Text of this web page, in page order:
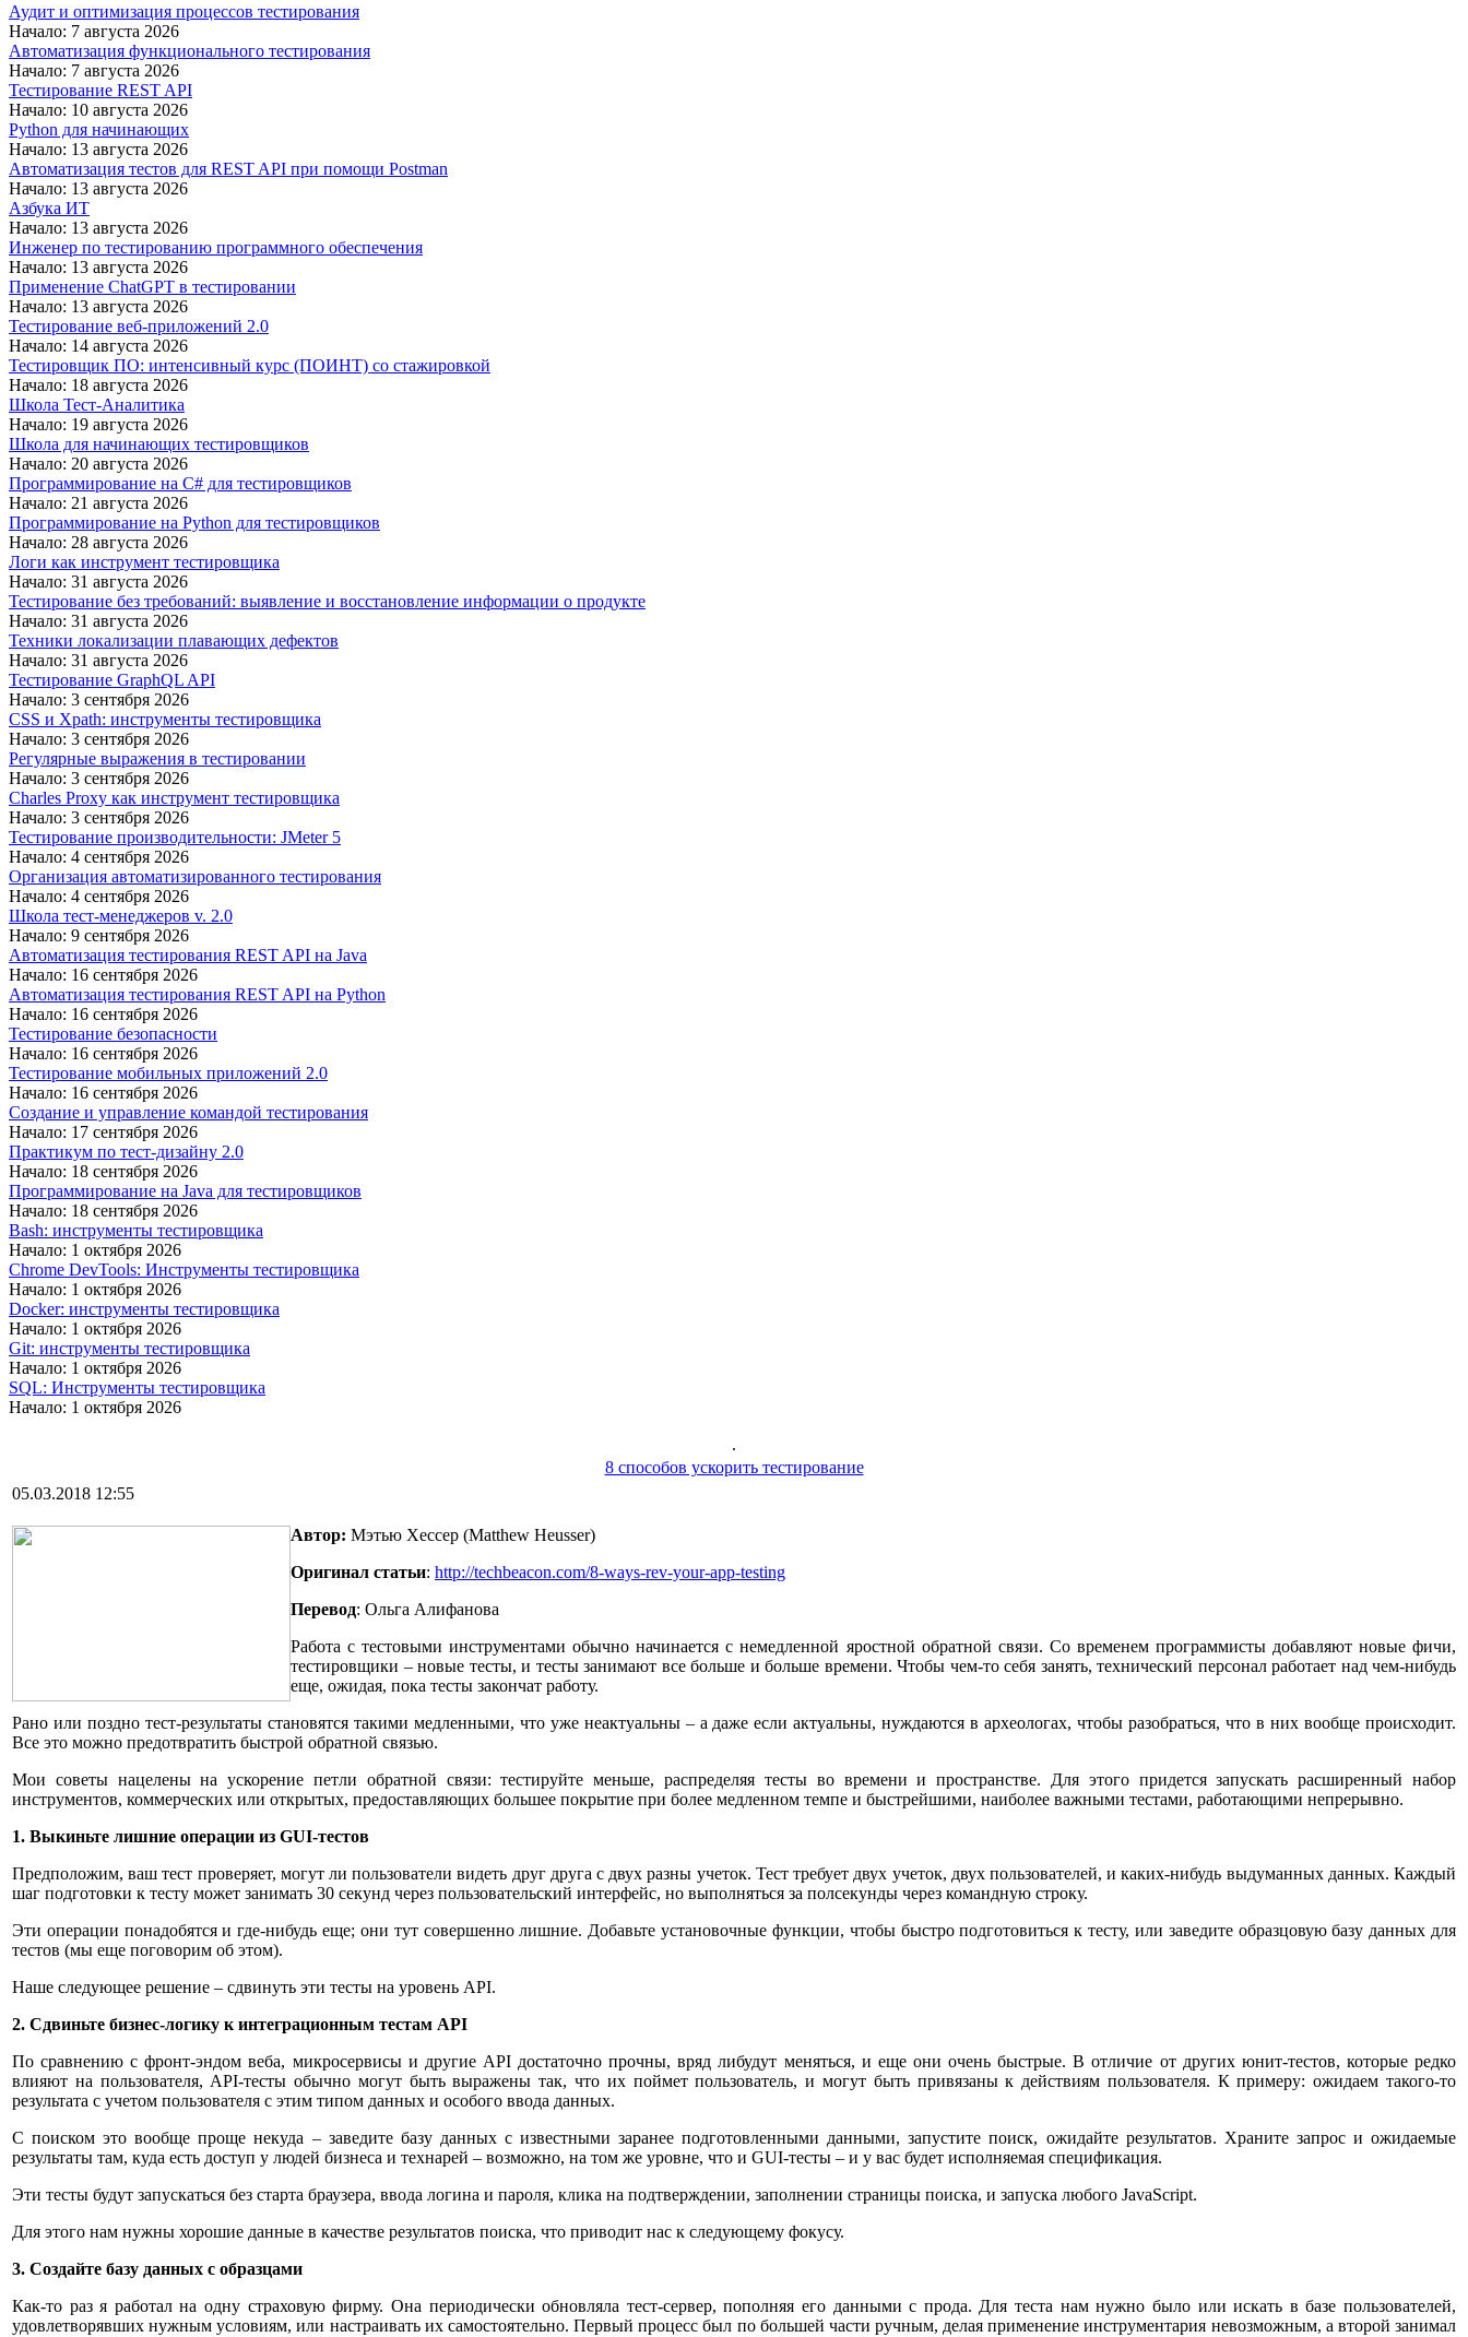
Аудит и оптимизация процессов тестирования
Начало: 7 августа 2026
Автоматизация функционального тестирования
Начало: 7 августа 2026
Тестирование REST API
Начало: 10 августа 2026
Python для начинающих
Начало: 13 августа 2026
Автоматизация тестов для REST API при помощи Postman
Начало: 13 августа 2026
Азбука ИТ
Начало: 13 августа 2026
Инженер по тестированию программного обеспечения
Начало: 13 августа 2026
Применение ChatGPT в тестировании
Начало: 13 августа 2026
Тестирование веб-приложений 2.0
Начало: 14 августа 2026
Тестировщик ПО: интенсивный курс (ПОИНТ) со стажировкой
Начало: 18 августа 2026
Школа Тест-Аналитика
Начало: 19 августа 2026
Школа для начинающих тестировщиков
Начало: 20 августа 2026
Программирование на C# для тестировщиков
Начало: 21 августа 2026
Программирование на Python для тестировщиков
Начало: 28 августа 2026
Логи как инструмент тестировщика
Начало: 31 августа 2026
Тестирование без требований: выявление и восстановление информации о продукте
Начало: 31 августа 2026
Техники локализации плавающих дефектов
Начало: 31 августа 2026
Тестирование GraphQL API
Начало: 3 сентября 2026
CSS и Xpath: инструменты тестировщика
Начало: 3 сентября 2026
Регулярные выражения в тестировании
Начало: 3 сентября 2026
Charles Proxy как инструмент тестировщика
Начало: 3 сентября 2026
Тестирование производительности: JMeter 5
Начало: 4 сентября 2026
Организация автоматизированного тестирования
Начало: 4 сентября 2026
Школа тест-менеджеров v. 2.0
Начало: 9 сентября 2026
Автоматизация тестирования REST API на Java
Начало: 16 сентября 2026
Автоматизация тестирования REST API на Python
Начало: 16 сентября 2026
Тестирование безопасности
Начало: 16 сентября 2026
Тестирование мобильных приложений 2.0
Начало: 16 сентября 2026
Создание и управление командой тестирования
Начало: 17 сентября 2026
Практикум по тест-дизайну 2.0
Начало: 18 сентября 2026
Программирование на Java для тестировщиков
Начало: 18 сентября 2026
Bash: инструменты тестировщика
Начало: 1 октября 2026
Chrome DevTools: Инструменты тестировщика
Начало: 1 октября 2026
Docker: инструменты тестировщика
Начало: 1 октября 2026
Git: инструменты тестировщика
Начало: 1 октября 2026
SQL: Инструменты тестировщика
Начало: 1 октября 2026
.
8 способов ускорить тестирование
05.03.2018 12:55
Автор: Мэтью Хессер (Matthew Heusser)
Оригинал статьи: http://techbeacon.com/8-ways-rev-your-app-testing
Перевод: Ольга Алифанова
Работа с тестовыми инструментами обычно начинается с немедленной яростной обратной связи. Со временем программисты добавляют новые фичи,
тестировщики – новые тесты, и тесты занимают все больше и больше времени. Чтобы чем-то себя занять, технический персонал работает над чем-нибудь
еще, ожидая, пока тесты закончат работу.
Рано или поздно тест-результаты становятся такими медленными, что уже неактуальны – а даже если актуальны, нуждаются в археологах, чтобы разобраться, что в них вообще происходит.
Все это можно предотвратить быстрой обратной связью.
Мои советы нацелены на ускорение петли обратной связи: тестируйте меньше, распределяя тесты во времени и пространстве. Для этого придется запускать расширенный набор
инструментов, коммерческих или открытых, предоставляющих большее покрытие при более медленном темпе и быстрейшими, наиболее важными тестами, работающими непрерывно.
1. Выкиньте лишние операции из GUI-тестов
Предположим, ваш тест проверяет, могут ли пользователи видеть друг друга с двух разны учеток. Тест требует двух учеток, двух пользователей, и каких-нибудь выдуманных данных. Каждый
шаг подготовки к тесту может занимать 30 секунд через пользовательский интерфейс, но выполняться за полсекунды через командную строку.
Эти операции понадобятся и где-нибудь еще; они тут совершенно лишние. Добавьте установочные функции, чтобы быстро подготовиться к тесту, или заведите образцовую базу данных для
тестов (мы еще поговорим об этом).
Наше следующее решение – сдвинуть эти тесты на уровень API.
2. Сдвиньте бизнес-логику к интеграционным тестам API
По сравнению с фронт-эндом веба, микросервисы и другие API достаточно прочны, вряд либудут меняться, и еще они очень быстрые. В отличие от других юнит-тестов, которые редко
влияют на пользователя, API-тесты обычно могут быть выражены так, что их поймет пользователь, и могут быть привязаны к действиям пользователя. К примеру: ожидаем такого-то
результата с учетом пользователя с этим типом данных и особого ввода данных.
С поиском это вообще проще некуда – заведите базу данных с известными заранее подготовленными данными, запустите поиск, ожидайте результатов. Храните запрос и ожидаемые
результаты там, куда есть доступ у людей бизнеса и технарей – возможно, на том же уровне, что и GUI-тесты – и у вас будет исполняемая спецификация.
Эти тесты будут запускаться без старта браузера, ввода логина и пароля, клика на подтверждении, заполнении страницы поиска, и запуска любого JavaScript.
Для этого нам нужны хорошие данные в качестве результатов поиска, что приводит нас к следующему фокусу.
3. Создайте базу данных с образцами
Как-то раз я работал на одну страховую фирму. Она периодически обновляла тест-сервер, пополняя его данными с прода. Для теста нам нужно было или искать в базе пользователей,
удовлетворявших нужным условиям, или настраивать их самостоятельно. Первый процесс был по большей части ручным, делая применение инструментария невозможным, а второй занимал